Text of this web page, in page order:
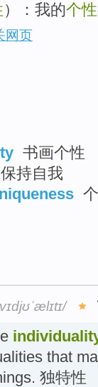
）：我的个性
网页
书画个性
保持自我
that
独特性